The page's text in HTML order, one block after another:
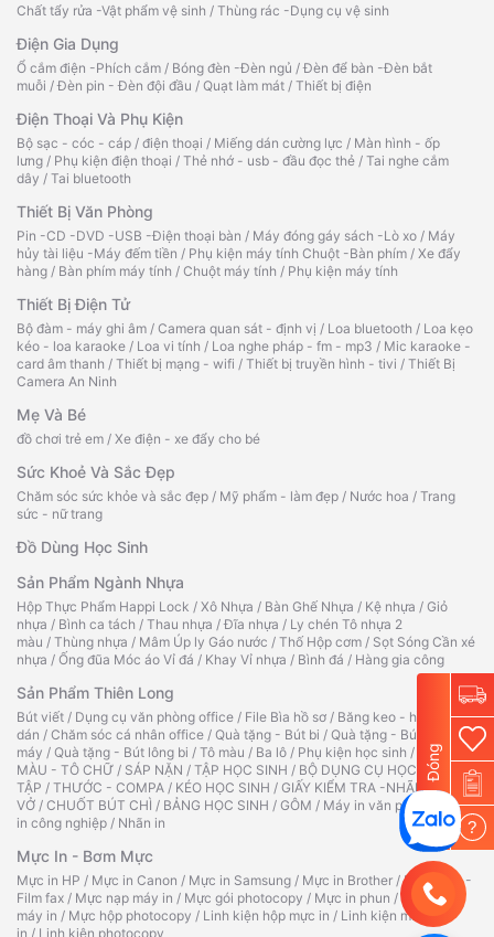
Chất tẩy rửa -Vật phẩm vệ sinh / Thùng rác -Dụng cụ vệ sinh
Điện Gia Dụng
Ổ cắm điện -Phích cắm / Bóng đèn -Đèn ngủ /Đèn để bàn -Đèn bắt
muỗi /Đèn pin - Đèn đội đầu / Quạt làm mát / Thiết bị điện
Điện Thoại Và Phụ Kiện
Bộ sạc - cóc - cáp / điện thoại / Miếng dán cường lực / Màn hình - ốp
lưng / Phụ kiện điện thoại / Thẻ nhớ - usb - đầu đọc thẻ / Tai nghe cắm
dây / Tai bluetooth
Thiết Bị Văn Phòng
Pin -CD -DVD -USB -Điện thoại bàn / Máy đóng gáy sách -Lò xo / Máy
hủy tài liệu -Máy đếm tiền / Phụ kiện máy tính Chuột -Bàn phím / Xe đẩy
hàng / Bàn phím máy tính / Chuột máy tính / Phụ kiện máy tính
Thiết Bị Điện Tử
Bộ đàm - máy ghi âm / Camera quan sát - định vị / Loa bluetooth / Loa kẹo
kéo - loa karaoke / Loa vi tính / Loa nghe pháp - fm - mp3 / Mic karaoke -
card âm thanh / Thiết bị mạng - wifi / Thiết bị truyền hình - tivi / Thiết Bị
Camera An Ninh
Mẹ Và Bé
đồ chơi trẻ em / Xe điện - xe đẩy cho bé
Sức Khoẻ Và Sắc Đẹp
Chăm sóc sức khỏe và sắc đẹp / Mỹ phẩm - làm đẹp / Nước hoa / Trang
sức - nữ trang
Đồ Dùng Học Sinh
Sản Phẩm Ngành Nhựa
Hộp Thực Phẩm Happi Lock / Xô Nhựa / Bàn Ghế Nhựa / Kệ nhựa / Giỏ
nhựa / Bình ca tách / Thau nhựa /Đĩa nhựa / Ly chén Tô nhựa 2
màu / Thùng nhựa / Mâm Úp ly Gáo nước / Thố Hộp cơm / Sọt Sóng Cần xé
nhựa / Ống đũa Móc áo Vỉ đá / Khay Vỉ nhựa / Bình đá / Hàng gia công
Sản Phẩm Thiên Long
Bút viết / Dụng cụ văn phòng office / File Bìa hồ sơ / Băng keo - hồ
dán / Chăm sóc cá nhân office / Quà tặng - Bút bi / Quà tặng - Bút
máy / Quà tặng - Bút lông bi / Tô màu / Ba lô / Phụ kiện học sinh /
TẬP TÔ
MÀU - TÔ CHỮ / SÁP NẶN / TẬP HỌC SINH / BỘ DỤNG CỤ HỌC
TẬP / THƯỚC - COMPA / KÉO HỌC SINH / GIẤY KIỂM TRA -NHÃN
VỞ / CHUỐT BÚT CHÌ / BẢNG HỌC SINH / GÔM / Máy in văn phòng
Máy
in công nghiệp / Nhãn in
Mực In - Bơm Mực
Mực in HP / Mực in Canon / Mực in Samsung / Mực in Brother /Ruy băng -
Film fax / Mực nạp máy in / Mực gói photocopy / Mực in phun / Hộp mực
máy in / Mực hộp photocopy / Linh kiện hộp mực in / Linh kiện máy
in / Linh kiện photocopy
Đóng
?